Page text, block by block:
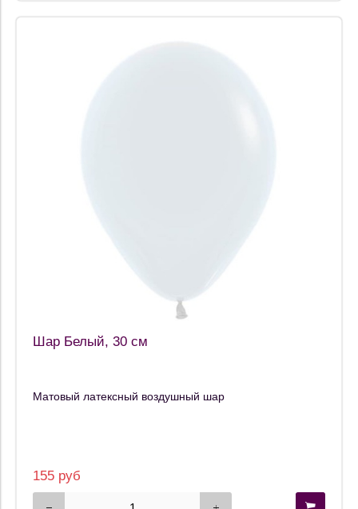
Шар Белый, 30 см
Матовый латексный воздушный шар
155 руб